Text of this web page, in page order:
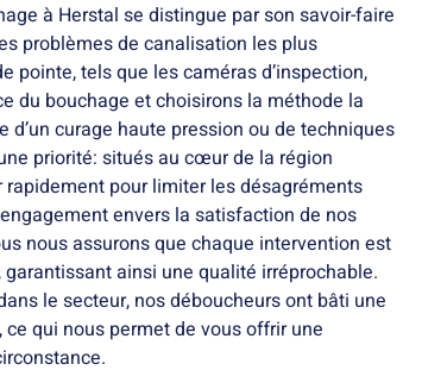
à Herstal se distingue par son savoir-faire
problèmes de canalisation les plus
pointe, tels que les caméras d’inspection,
du bouchage et choisirons la méthode la
d’un curage haute pression ou de techniques
priorité: situés au cœur de la région
pour limiter les désagréments
envers la satisfaction de nos
nous assurons que chaque intervention est
ainsi une qualité irréprochable.
le secteur, nos déboucheurs ont bâti une
qui nous permet de vous offrir une